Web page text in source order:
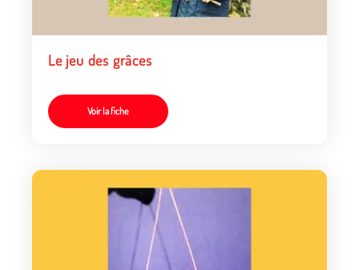
Le jeu des grâces
Voir la fiche